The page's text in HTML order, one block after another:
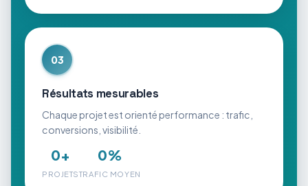
03
Résultats mesurables
Chaque projet est orienté performance : trafic,
conversions, visibilité.
0+
PROJETS
0%
TRAFIC MOYEN